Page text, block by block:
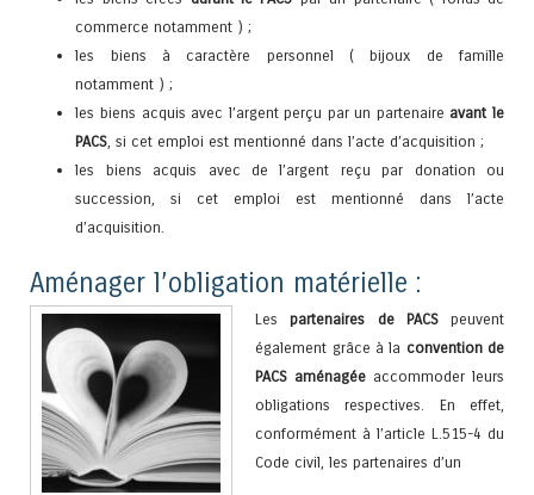
commerce notamment ) ;
les biens à caractère personnel ( bijoux de famille
notamment ) ;
les biens acquis avec l’argent perçu par un partenaire avant le
PACS, si cet emploi est mentionné dans l’acte d’acquisition ;
les biens acquis avec de l’argent reçu par donation ou
succession, si cet emploi est mentionné dans l’acte
d’acquisition.
Aménager l’obligation matérielle :
Lespartenaires de PACSpeuvent
également grâce à la convention de
PACS aménagée accommoder leurs
obligations respectives. En effet,
conformément à l’article L.515-4 du
Code civil, les partenaires d’un